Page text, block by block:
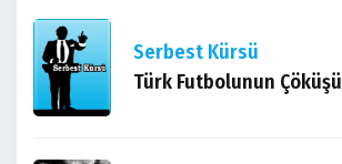
Serbest Kürsü
Türk Futbolunun Çöküşü